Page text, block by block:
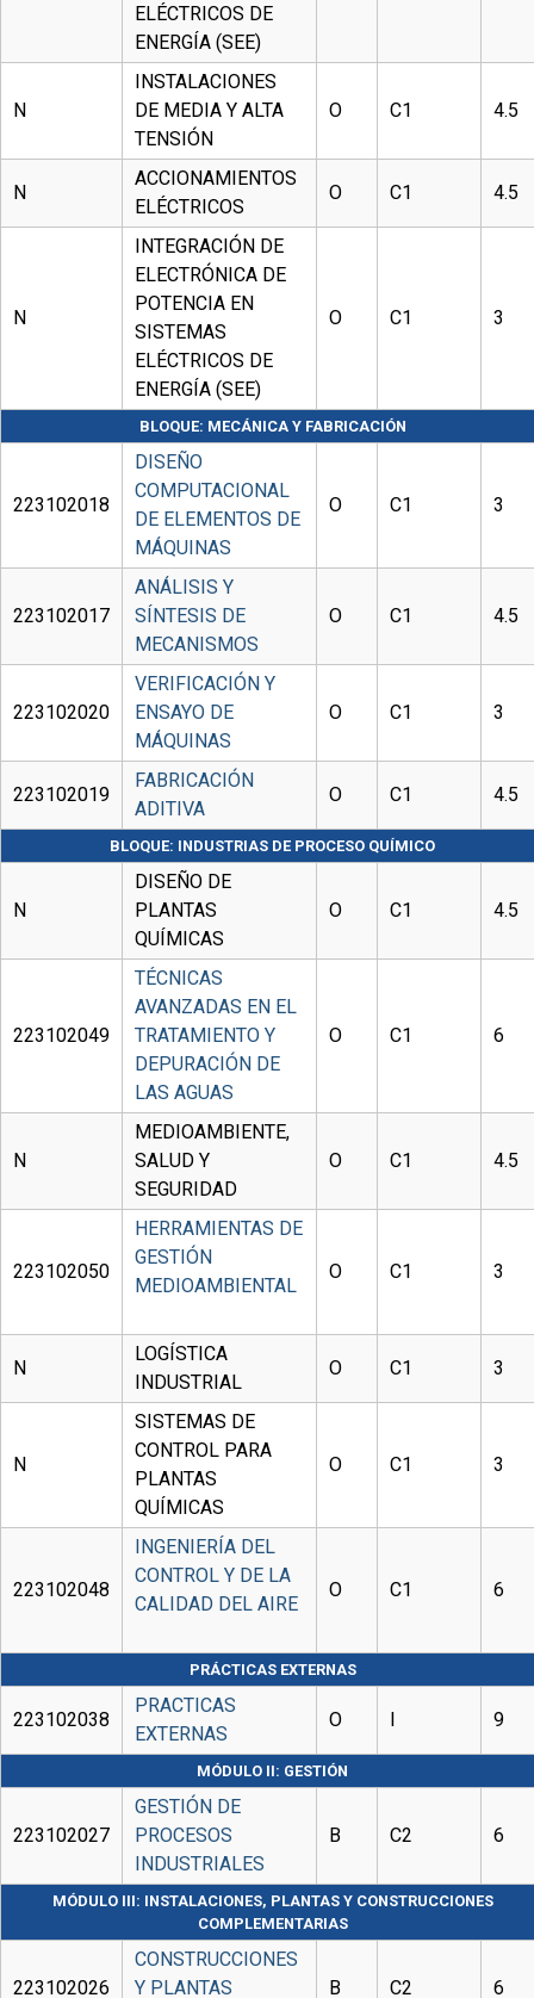
ELÉCTRICOS DE
ENERGÍA (SEE)
N
INSTALACIONES
DE MEDIA Y ALTA
TENSIÓN
O C1 4.5
N
ACCIONAMIENTOS
ELÉCTRICOS
O C1 4.5
N
INTEGRACIÓN DE
ELECTRÓNICA DE
POTENCIA EN
SISTEMAS
ELÉCTRICOS DE
ENERGÍA (SEE)
O C1 3
BLOQUE: MECÁNICA Y FABRICACIÓN
223102018
DISEÑO
COMPUTACIONAL
DE ELEMENTOS DE
MÁQUINAS
O C1 3
223102017
ANÁLISIS Y
SÍNTESIS DE
MECANISMOS
O C1 4.5
223102020
VERIFICACIÓN Y
ENSAYO DE
MÁQUINAS
O C1 3
223102019
FABRICACIÓN
ADITIVA
O C1 4.5
BLOQUE: INDUSTRIAS DE PROCESO QUÍMICO
N
DISEÑO DE
PLANTAS
QUÍMICAS
O C1 4.5
223102049
TÉCNICAS
AVANZADAS EN EL
TRATAMIENTO Y
DEPURACIÓN DE
LAS AGUAS
O C1 6
N
MEDIOAMBIENTE,
SALUD Y
SEGURIDAD
O C1 4.5
223102050
HERRAMIENTAS DE
GESTIÓN
MEDIOAMBIENTAL
O C1 3
N
LOGÍSTICA
INDUSTRIAL
O C1 3
N
SISTEMAS DE
CONTROL PARA
PLANTAS
QUÍMICAS
O C1 3
223102048
INGENIERÍA DEL
CONTROL Y DE LA
CALIDAD DEL AIRE
O C1 6
PRÁCTICAS EXTERNAS
223102038
PRACTICAS
EXTERNAS
O 9
MÓDULO II: GESTIÓN
223102027
GESTIÓN DE
PROCESOS
INDUSTRIALES
B C2 6
MÓDULO III: INSTALACIONES, PLANTAS Y CONSTRUCCIONES
COMPLEMENTARIAS
223102026
CONSTRUCCIONES
Y PLANTAS
B C2 6